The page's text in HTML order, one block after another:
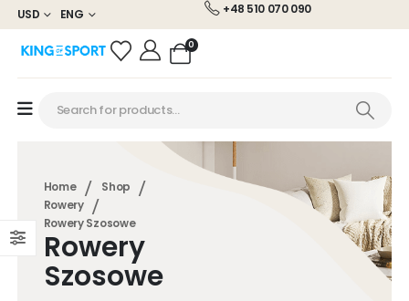
USD ENG +48 510 070 090
0
Home
Shop
Rowery
Rowery Szosowe
Rowery
Szosowe